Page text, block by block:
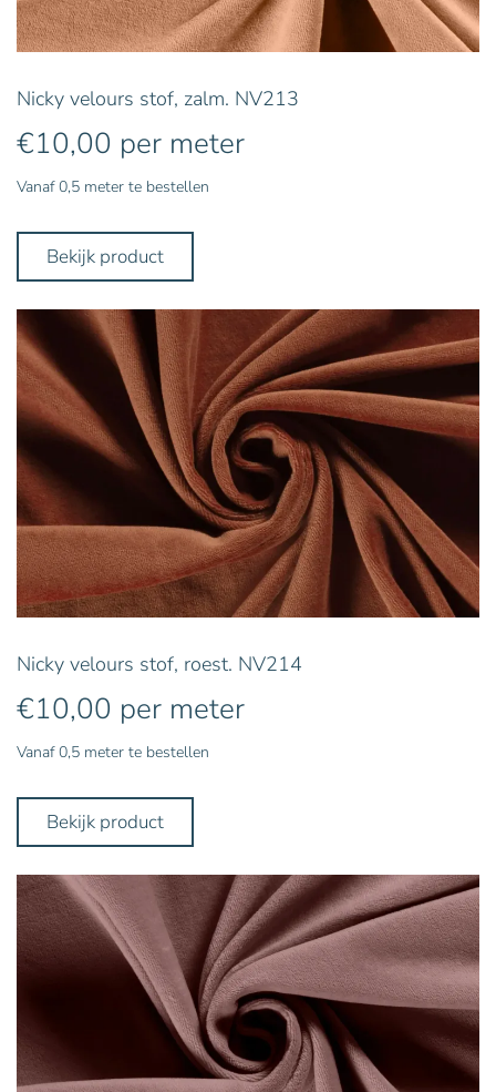
Nicky velours stof, zalm. NV213
€10,00 per meter
Vanaf 0,5 meter te bestellen
Bekijk product
Nicky velours stof, roest. NV214
€10,00 per meter
Vanaf 0,5 meter te bestellen
Bekijk product